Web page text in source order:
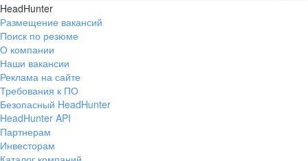
HeadHunter
Размещение вакансий
Поиск по резюме
О компании
Наши вакансии
Реклама на сайте
Требования к ПО
Безопасный HeadHunter
HeadHunter API
Партнерам
Инвесторам